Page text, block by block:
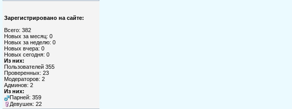
Зарегистрировано на сайте:
Всего: 382
Новых за месяц: 0
Новых за неделю: 0
Новых вчера: 0
Новых сегодня: 0
Из них:
Пользователей 355
Проверенных: 23
Модераторов: 2
Админов: 2
Из них:
Парней: 359
Девушек: 22